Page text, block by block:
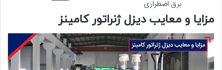
برق اضطراری
مزایا و معایب دیزل ژنراتور کامینز